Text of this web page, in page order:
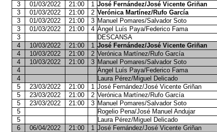
3
01/03/2022 21:00 1 José Fernández/José Vicente Griñan
3
01/03/2022 21:00 2 Verónica Martínez/Rufo García
3
01/03/2022 21:00 3 Manuel Pomares/Salvador Soto
3
01/03/2022 21:00 4 Ángel Luís Paya/Federico Fama
3
DESCANSA
4
10/03/2022 21:00 1 José Fernández/José Vicente Griñan
4
10/03/2022 21:00 2 Verónica Martínez/Rufo García
4
10/03/2022 21:00 3 Manuel Pomares/Salvador Soto
4
Ángel Luís Paya/Federico Fama
4
Laura Pérez/Miguel Delicado
5
23/03/2022 21:00 1 José Fernández/José Vicente Griñan
5
23/03/2022 21:00 2 Verónica Martínez/Rufo García
5
23/03/2022 21:00 3 Manuel Pomares/Salvador Soto
5
Rogelio Pena/José Manuel Andujar
5
Laura Pérez/Miguel Delicado
6
06/04/2022 21:00 1 José Fernández/José Vicente Griñan